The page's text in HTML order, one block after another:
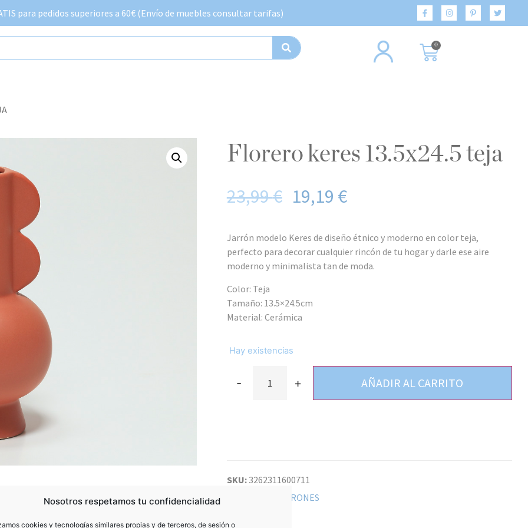
Nosotros respetamos tu confidencialidad
cookies y tecnologías similares propias y de terceros, de sesión o
para pedidos superiores a 60€ (Envío de muebles consultar tarifas)
0
florero keres 13.5x24.5 teja
23,99€ 19,19 €
Jarrón modelo Keres de diseño étnico y moderno en color teja,
perfecto para decorar cualquier rincón de tu hogar y darle ese aire
moderno y minimalista tan de moda.
Color: Teja
Tamaño: 13.5×24.5cm
Material: Cerámica
Hay existencias
+
- AÑADIR AL CARRITO
SKU: 3262311600711
JARRONES